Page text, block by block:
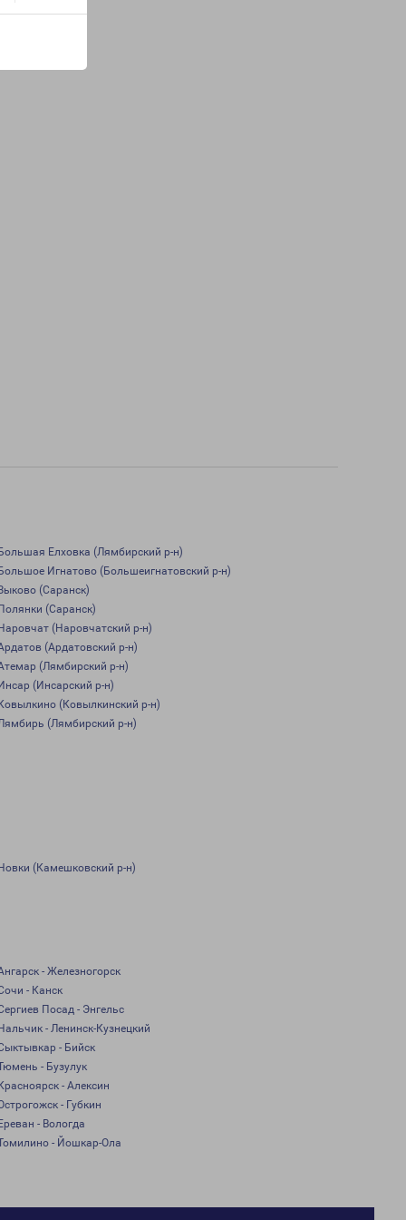
Елховка (Лямбирский р-н)
Игнатово (Большеигнатовский р-н)
(Саранск)
(Саранск)
(Наровчатский р-н)
(Ардатовский р-н)
(Лямбирский р-н)
(Инсарский р-н)
(Ковылкинский р-н)
(Лямбирский р-н)
(Камешковский р-н)
- Железногорск
- Канск
Посад - Энгельс
- Ленинск-Кузнецкий
- Бийск
- Бузулук
- Алексин
- Губкин
- Вологда
- Йошкар-Ола